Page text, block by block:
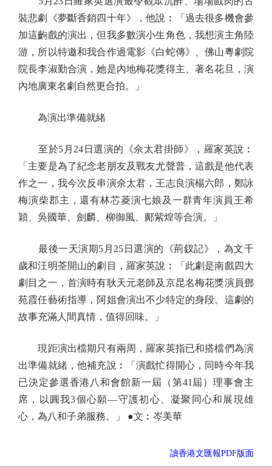
裝悲劇《夢斷香銷四十年》，他說︰「過去很多機會參
加這齣戲的演出，但我多數演小生角色，我想演主角陸
游，所以特邀和我合作過電影《白蛇傳》、佛山粵劇院
院長李淑勤合演，她是內地梅花獎得主、著名花旦，演
內地廣東名劇自然更合拍。」
為演出準備就緒
至於5月24日選演的《佘太君掛師》，羅家英說︰
「主要是為了紀念老朋友及戰友尤聲普，這戲是他代表
作之一，我今次反串演佘太君，王志良演楊六郎，鄭詠
梅演柴郡主，還有林芯菱演七娘及一群青年演員王希
穎、吳國華、劍麟、柳御風、鄺紫煌等合演。」
最後一天演期5月25日選演的《荊釵記》，為文千
歲和汪明荃開山的劇目，羅家英說︰「此劇是南戲四大
劇目之一，首演時有耿天元老師及京昆名梅花獎演員鄧
苑霞任藝術指導，阿姐會演出不少特定的身段。這劇的
故事充滿人間真情，值得回味。」
現距演出檔期只有兩周，羅家英指已和搭檔們為演
出準備就緒，他補充說︰「演戲忙得開心，同時今年我
已決定參選香港八和會館新一屆（第41屆）理事會主
席，以圓我3個心願—守護初心、凝聚同心和展現雄
心，為八和子弟服務。」 ●文︰岑美華
讀香港文匯報PDF版面